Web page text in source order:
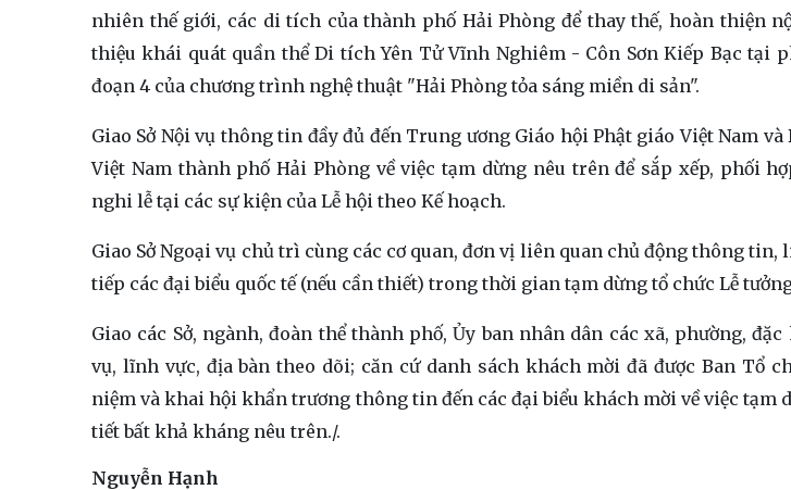
nhiên thế giới, các di tích của thành phố Hải Phòng để thay thế, hoàn thiện
thiệu khái quát quần thể Di tích Yên Tử Vĩnh Nghiêm - Côn Sơn Kiếp Bạc tại
đoạn 4 của chương trình nghệ thuật "Hải Phòng tỏa sáng miền di sản".
Giao Sở Nội vụ thông tin đầy đủ đến Trung ương Giáo hội Phật giáo Việt Nam
Việt Nam thành phố Hải Phòng về việc tạm dừng nêu trên để sắp xếp, phối
nghi lễ tại các sự kiện của Lễ hội theo Kế hoạch.
Giao Sở Ngoại vụ chủ trì cùng các cơ quan, đơn vị liên quan chủ động thông tin,
tiếp các đại biểu quốc tế (nếu cần thiết) trong thời gian tạm dừng tổ chức Lễ
Giao các Sở, ngành, đoàn thể thành phố, Ủy ban nhân dân các xã, phường,
vụ, lĩnh vực, địa bàn theo dõi; căn cứ danh sách khách mời đã được Ban Tổ
niệm và khai hội khẩn trương thông tin đến các đại biểu khách mời về việc tạm
tiết bất khả kháng nêu trên./.
Nguyễn Hạnh